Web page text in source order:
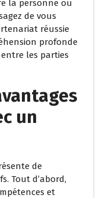
la personne ou
de vous
réussie
profonde
les parties
un
de
Tout d’abord,
et